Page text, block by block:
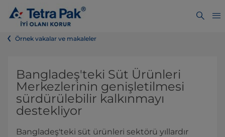
Örnek vakalar ve makaleler
Bangladeş'teki Süt Ürünleri
Merkezlerinin genişletilmesi
sürdürülebilir kalkınmayı
destekliyor
Bangladeş'teki süt ürünleri sektörü yıllardır